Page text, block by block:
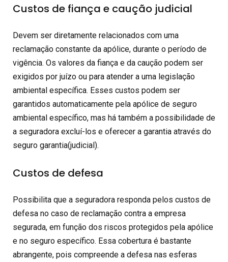
Custos de fiança e caução judicial
Devem ser diretamente relacionados com uma
reclamação constante da apólice, durante o período de
vigência. Os valores da fiança e da caução podem ser
exigidos por juízo ou para atender a uma legislação
ambiental específica. Esses custos podem ser
garantidos automaticamente pela apólice de seguro
ambiental específico, mas há também a possibilidade de
a seguradora excluí-los e oferecer a garantia através do
seguro garantia(judicial).
Custos de defesa
Possibilita que a seguradora responda pelos custos de
defesa no caso de reclamação contra a empresa
segurada, em função dos riscos protegidos pela apólice
e no seguro específico. Essa cobertura é bastante
abrangente, pois compreende a defesa nas esferas